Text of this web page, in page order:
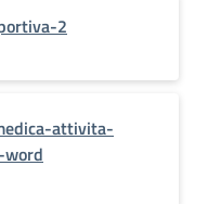
2
attivita-